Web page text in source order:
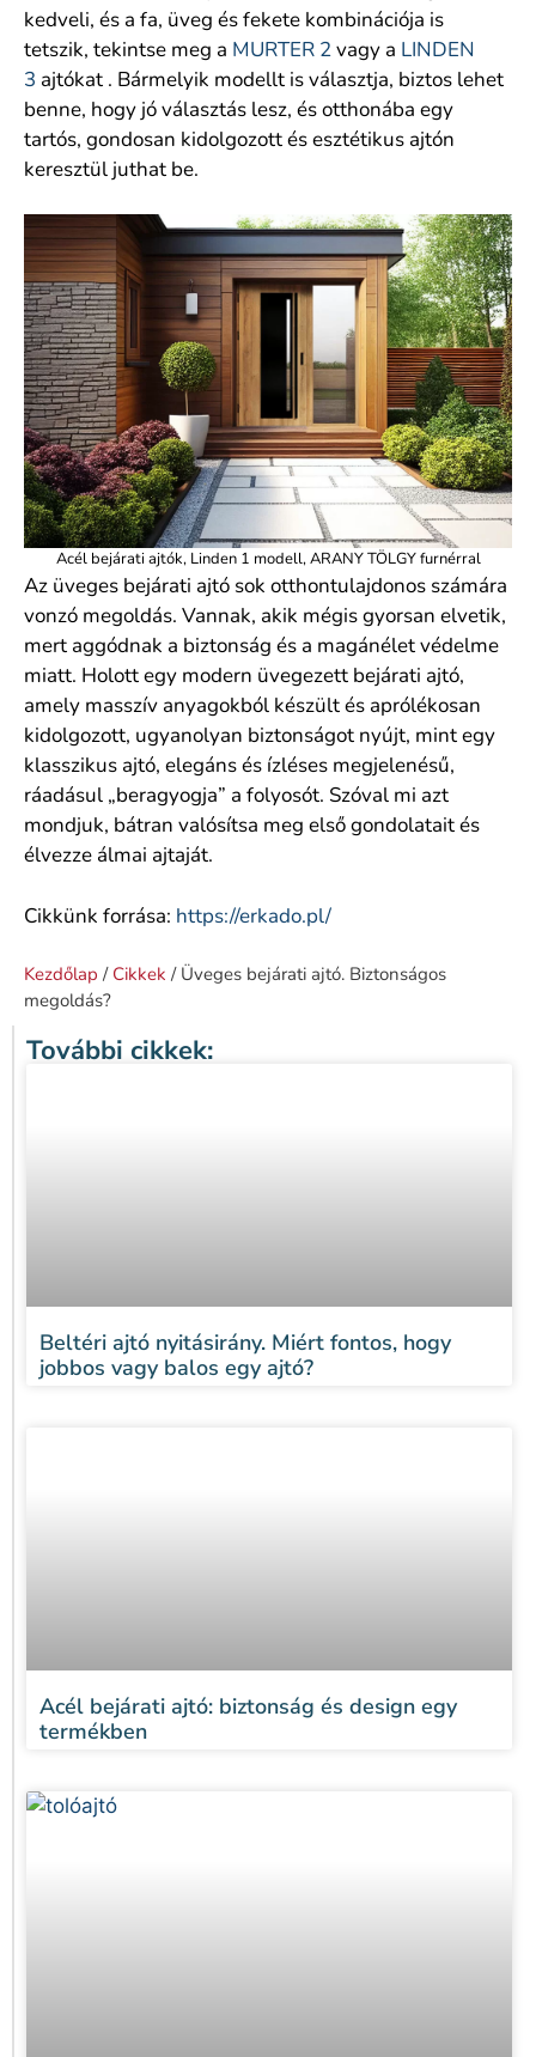
kedveli, és a fa, üveg és fekete kombinációja is
tetszik, tekintse meg a MURTER 2vagy a LINDEN
3 ajtókat . Bármelyik modellt is választja, biztos lehet
benne, hogy jó választás lesz, és otthonába egy
tartós, gondosan kidolgozott és esztétikus ajtón
keresztül juthat be.
Acél bejárati ajtók, Linden 1 modell, ARANY TÖLGY furnérral
Az üveges bejárati ajtó sok otthontulajdonos számára
vonzó megoldás. Vannak, akik mégis gyorsan elvetik,
mert aggódnak a biztonság és a magánélet védelme
miatt. Holott egy modern üvegezett bejárati ajtó,
amely masszív anyagokból készült és aprólékosan
kidolgozott, ugyanolyan biztonságot nyújt, mint egy
klasszikus ajtó, elegáns és ízléses megjelenésű,
ráadásul „beragyogja” a folyosót. Szóval mi azt
mondjuk, bátran valósítsa meg első gondolatait és
élvezze álmai ajtaját.
Cikkünk forrása: https://erkado.pl/
Kezdőlap / Cikkek / Üveges bejárati ajtó. Biztonságos
megoldás?
További cikkek:
Beltéri ajtó nyitásirány. Miért fontos, hogy
jobbos vagy balos egy ajtó?
Acél bejárati ajtó: biztonság és design egy
termékben